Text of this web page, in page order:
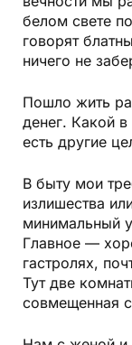
белом свете
говорят
ничего не
Пошло жить
денег. Какой
есть другие
В быту мои
излишества
минимальный
Главное —
гастролях,
Тут две
совмещенная